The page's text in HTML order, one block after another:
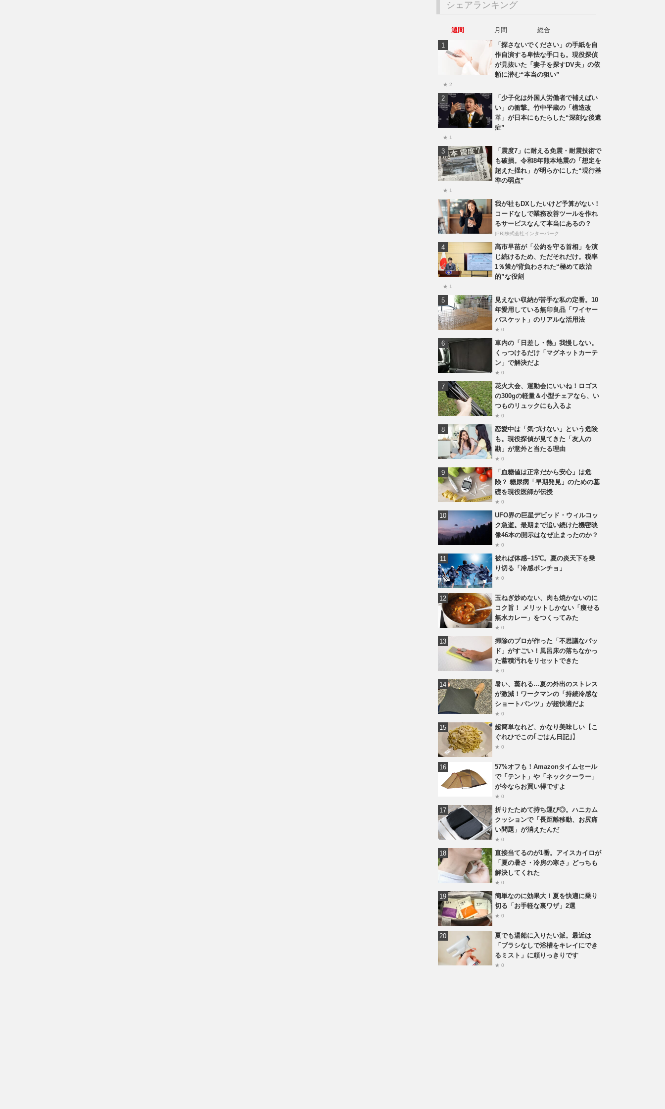
シェアランキング
週間 月間
総合
「探さないでください」の手紙を自
作自演する卑怯な手口も。現役探偵
が見抜いた「妻子を探すDV夫」の依
頼に潜む“本当の狙い”
★ 2
「少子化は外国人労働者で補えばい
い」の衝撃。竹中平蔵の「構造改
革」が日本にもたらした“深刻な後遺
症”
★ 1
「震度7」に耐える免震・耐震技術で
も破損。令和8年熊本地震の「想定を
超えた揺れ」が明らかにした“現行基
準の弱点”
★ 1
我が社もDXしたいけど予算がない！
コードなしで業務改善ツールを作れ
るサービスなんて本当にあるの？
[PR]株式会社インターパーク
高市早苗が「公約を守る首相」を演
じ続けるため、ただそれだけ。税率
1％策が背負わされた“極めて政治
的”な役割
★ 1
見えない収納が苦手な私の定番。10
年愛用している無印良品「ワイヤー
バスケット」のリアルな活用法
★ 0
車内の「日差し・熱」我慢しない。
くっつけるだけ「マグネットカーテ
ン」で解決だよ
★ 0
花火大会、運動会にいいね！ロゴス
の300gの軽量＆小型チェアなら、い
つものリュックにも入るよ
★ 0
恋愛中は「気づけない」という危険
も。現役探偵が見てきた「友人の
勘」が意外と当たる理由
★ 0
「血糖値は正常だから安心」は危
険？ 糖尿病「早期発見」のための基
礎を現役医師が伝授
★ 0
UFO界の巨星デビッド・ウィルコッ
ク急逝。最期まで追い続けた機密映
像46本の開示はなぜ止まったのか？
★ 0
被れば体感−15℃。夏の炎天下を乗
り切る「冷感ポンチョ」
★ 0
玉ねぎ炒めない、肉も焼かないのに
コク旨！ メリットしかない「痩せる
無水カレー」をつくってみた
★ 0
掃除のプロが作った「不思議なパッ
ド」がすごい！風呂床の落ちなかっ
た蓄積汚れをリセットできた
★ 0
暑い、蒸れる…夏の外出のストレス
が激減！ワークマンの「持続冷感な
ショートパンツ」が超快適だよ
★ 0
超簡単なれど、かなり美味しい【こ
ぐれひでこの｢ごはん日記｣】
★ 0
57%オフも！Amazonタイムセール
で「テント」や「ネッククーラー」
が今ならお買い得ですよ
★ 0
折りたためて持ち運び◎。ハニカム
クッションで「長距離移動、お尻痛
い問題」が消えたんだ
★ 0
直接当てるのが1番。アイスカイロが
「夏の暑さ・冷房の寒さ」どっちも
解決してくれた
★ 0
簡単なのに効果大！夏を快適に乗り
切る「お手軽な裏ワザ」2選
★ 0
夏でも湯船に入りたい派。最近は
「ブラシなしで浴槽をキレイにでき
るミスト」に頼りっきりです
★ 0